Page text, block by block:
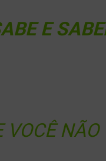
E
VOCÊ NÃO